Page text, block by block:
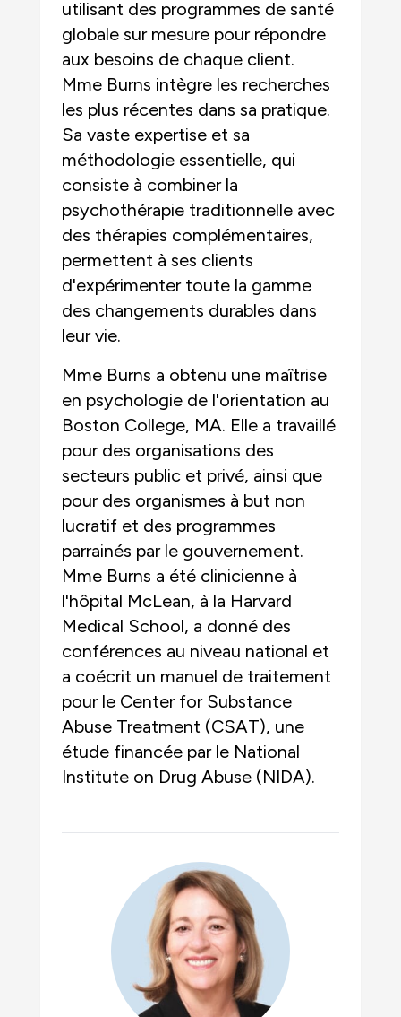
utilisant des programmes de santé
globale sur mesure pour répondre
aux besoins de chaque client.
Mme Burns intègre les recherches
les plus récentes dans sa pratique.
Sa vaste expertise et sa
méthodologie essentielle, qui
consiste à combiner la
psychothérapie traditionnelle avec
des thérapies complémentaires,
permettent à ses clients
d'expérimenter toute la gamme
des changements durables dans
leur vie.
Mme Burns a obtenu une maîtrise
en psychologie de l'orientation au
Boston College, MA. Elle a travaillé
pour des organisations des
secteurs public et privé, ainsi que
pour des organismes à but non
lucratif et des programmes
parrainés par le gouvernement.
Mme Burns a été clinicienne à
l'hôpital McLean, à la Harvard
Medical School, a donné des
conférences au niveau national et
a coécrit un manuel de traitement
pour le Center for Substance
Abuse Treatment (CSAT), une
étude financée par le National
Institute on Drug Abuse (NIDA).